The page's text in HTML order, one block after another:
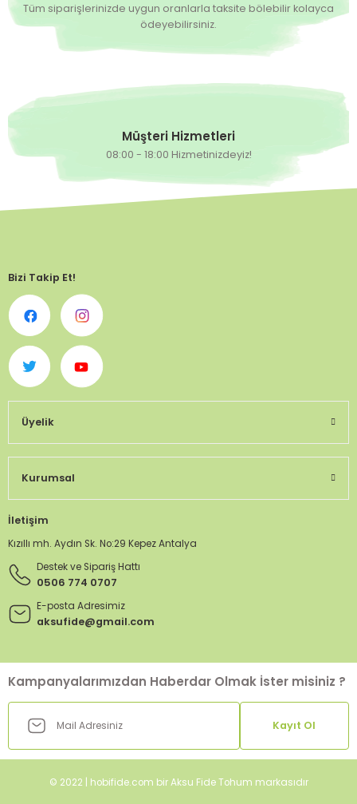
Tüm siparişlerinizde uygun oranlarla taksite bölebilir kolayca
ödeyebilirsiniz.
Müşteri Hizmetleri
08:00 - 18:00 Hizmetinizdeyiz!
Bizi Takip Et!
Üyelik
Kurumsal
İletişim
Kızıllı mh. Aydın Sk. No:29 Kepez Antalya
Destek ve Sipariş Hattı
0506 774 0707
E-posta Adresimiz
aksufide@gmail.com
Kampanyalarımızdan Haberdar Olmak İster misiniz ?
Kayıt Ol
© 2022 | hobifide.com bir Aksu Fide Tohum markasıdır